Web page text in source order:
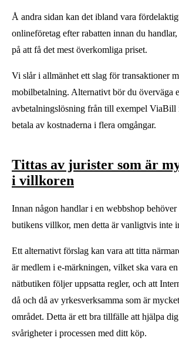
Å andra sidan kan det ibland vara
onlineföretag efter rabatten innan du handlar,
på att få det mest överkomliga priset.
Vi slår i allmänhet ett slag för transaktioner
mobilbetalning. Alternativt bör du överväga
avbetalningslösning från till exempel ViaBill
betala av kostnaderna i flera omgångar.
Tittas av jurister som är
i villkoren
Innan någon handlar i en webbshop behöver
butikens villkor, men detta är vanligtvis inte
Ett alternativt förslag kan vara att titta
är medlem i e-märkningen, vilket ska vara
nätbutiken följer uppsatta regler, och att
då och då av yrkesverksamma som är
området. Detta är ett bra tillfälle att hjälpa
svårigheter i processen med ditt köp.